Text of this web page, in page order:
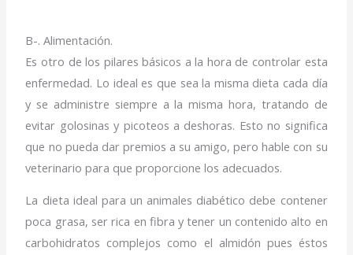
B-. Alimentación.
Es otro de los pilares básicos a la hora de controlar esta
enfermedad. Lo ideal es que sea la misma dieta cada día
y se administre siempre a la misma hora, tratando de
evitar golosinas y picoteos a deshoras. Esto no significa
que no pueda dar premios a su amigo, pero hable con su
veterinario para que proporcione los adecuados.
La dieta ideal para un animales diabético debe contener
poca grasa, ser rica en fibra y tener un contenido alto en
carbohidratos complejos como el almidón pues éstos